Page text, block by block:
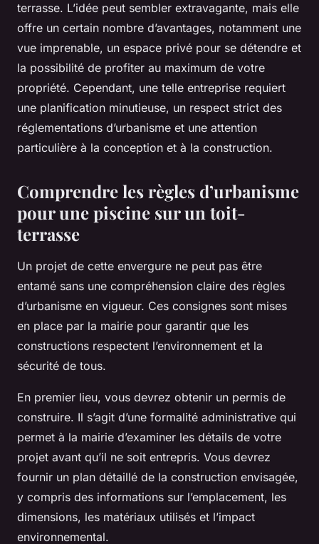
terrasse. L’idée peut sembler extravagante, mais elle
offre un certain nombre d’avantages, notamment une
vue imprenable, un espace privé pour se détendre et
la possibilité de profiter au maximum de votre
propriété. Cependant, une telle entreprise requiert
une planification minutieuse, un respect strict des
réglementations d’urbanisme et une attention
particulière à la conception et à la construction.
Comprendre les règles d’urbanisme
pour une piscine sur un toit-
terrasse
Un projet de cette envergure ne peut pas être
entamé sans une compréhension claire des règles
d’urbanisme en vigueur. Ces consignes sont mises
en place par la mairie pour garantir que les
constructions respectent l’environnement et la
sécurité de tous.
En premier lieu, vous devrez obtenir un permis de
construire. Il s’agit d’une formalité administrative qui
permet à la mairie d’examiner les détails de votre
projet avant qu’il ne soit entrepris. Vous devrez
fournir un plan détaillé de la construction envisagée,
y compris des informations sur l’emplacement, les
dimensions, les matériaux utilisés et l’impact
environnemental.